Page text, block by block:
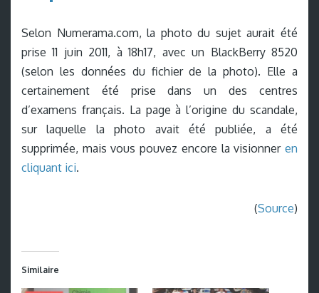
Selon Numerama.com, la photo du sujet aurait été
prise 11 juin 2011, à 18h17, avec un BlackBerry 8520
(selon les données du fichier de la photo). Elle a
certainement été prise dans un des centres
d’examens français. La page à l’origine du scandale,
sur laquelle la photo avait été publiée, a été
supprimée, mais vous pouvez encore la visionner en
cliquant ici.
(Source)
Similaire